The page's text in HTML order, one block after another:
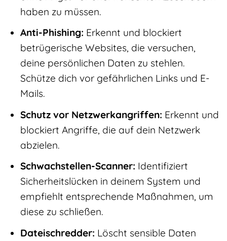
haben zu müssen.
Anti-Phishing: Erkennt und blockiert
betrügerische Websites, die versuchen,
deine persönlichen Daten zu stehlen.
Schütze dich vor gefährlichen Links und E-
Mails.
Schutz vor Netzwerkangriffen: Erkennt und
blockiert Angriffe, die auf dein Netzwerk
abzielen.
Schwachstellen-Scanner: Identifiziert
Sicherheitslücken in deinem System und
empfiehlt entsprechende Maßnahmen, um
diese zu schließen.
Dateischredder: Löscht sensible Daten